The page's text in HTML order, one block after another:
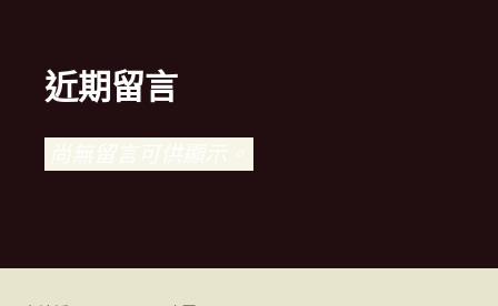
近期留言
尚無留言可供顯示。